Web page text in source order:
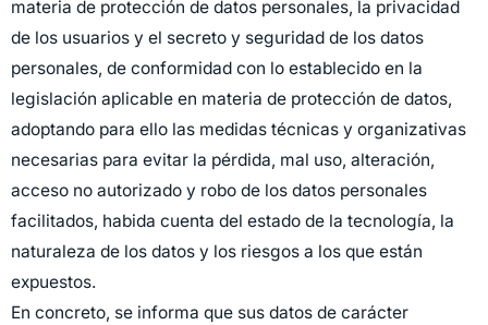
materia de protección de datos personales, la privacidad
de los usuarios y el secreto y seguridad de los datos
personales, de conformidad con lo establecido en la
legislación aplicable en materia de protección de datos,
adoptando para ello las medidas técnicas y organizativas
necesarias para evitar la pérdida, mal uso, alteración,
acceso no autorizado y robo de los datos personales
facilitados, habida cuenta del estado de la tecnología, la
naturaleza de los datos y los riesgos a los que están
expuestos.
En concreto, se informa que sus datos de carácter